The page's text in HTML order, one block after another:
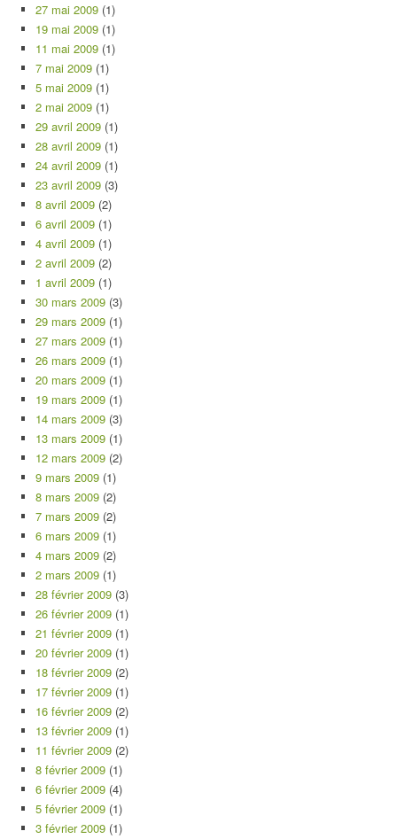
27 mai 2009 (1)
19 mai 2009 (1)
11 mai 2009 (1)
7 mai 2009 (1)
5 mai 2009 (1)
2 mai 2009 (1)
29 avril 2009 (1)
28 avril 2009 (1)
24 avril 2009 (1)
23 avril 2009 (3)
8 avril 2009 (2)
6 avril 2009 (1)
4 avril 2009 (1)
2 avril 2009 (2)
1 avril 2009 (1)
30 mars 2009 (3)
29 mars 2009 (1)
27 mars 2009 (1)
26 mars 2009 (1)
20 mars 2009 (1)
19 mars 2009 (1)
14 mars 2009 (3)
13 mars 2009 (1)
12 mars 2009 (2)
9 mars 2009 (1)
8 mars 2009 (2)
7 mars 2009 (2)
6 mars 2009 (1)
4 mars 2009 (2)
2 mars 2009 (1)
28 février 2009 (3)
26 février 2009 (1)
21 février 2009 (1)
20 février 2009 (1)
18 février 2009 (2)
17 février 2009 (1)
16 février 2009 (2)
13 février 2009 (1)
11 février 2009 (2)
8 février 2009 (1)
6 février 2009 (4)
5 février 2009 (1)
3 février 2009 (1)